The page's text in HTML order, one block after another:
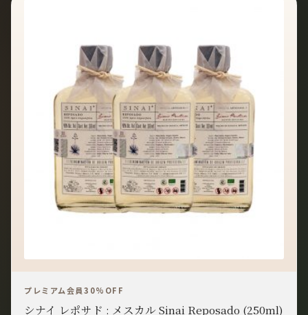
プレミアム会員30%OFF
シナイ レポサド : メスカル Sinai Reposado (250ml)